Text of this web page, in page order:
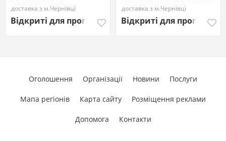
АГРОШИНА ☎️
0507773380
доставка з м.Чернівці
Відкриті для пропозицій
АГРОШИНА ☎️
0507773380
доставка з м.Чернівці
Відкриті для
Оголошення Організації Новини Послуги
Мапа регіонів Карта сайту Розміщення реклами
Допомога Контакти